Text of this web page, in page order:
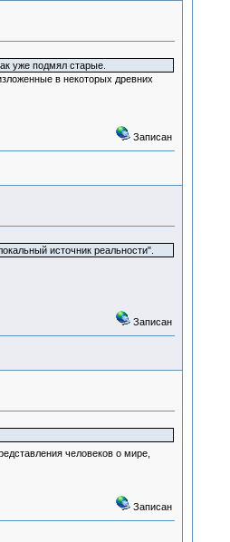
уже подмял старые.
в некоторых древних
Записан
источник реальности".
Записан
человеков о мире,
Записан